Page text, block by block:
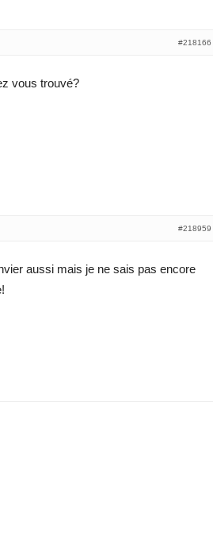
#218166
vous trouvé?
#218959
aussi mais je ne sais pas encore